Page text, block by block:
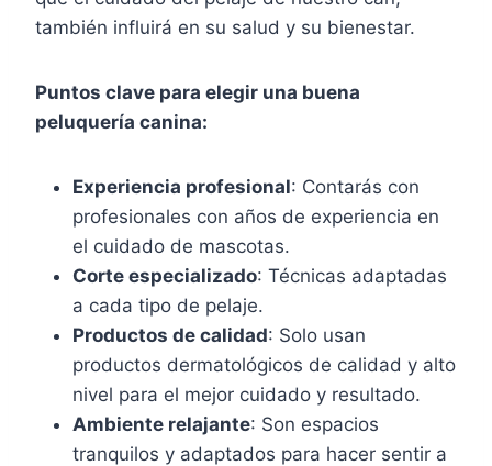
también influirá en su salud y su bienestar.
Puntos clave para elegir una buena
peluquería canina:
Experiencia profesional: Contarás con
profesionales con años de experiencia en
el cuidado de mascotas.
Corte especializado: Técnicas adaptadas
a cada tipo de pelaje.
Productos de calidad: Solo usan
productos dermatológicos de calidad y alto
nivel para el mejor cuidado y resultado.
Ambiente relajante: Son espacios
tranquilos y adaptados para hacer sentir a